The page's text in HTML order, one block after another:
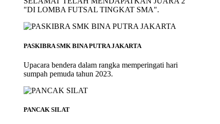
"DI LOMBA FUTSAL TINGKAT SMA".
PASKIBRA SMK BINA PUTRA JAKARTA
Upacara bendera dalam rangka memperingati hari
sumpah pemuda tahun 2023.
PANCAK SILAT